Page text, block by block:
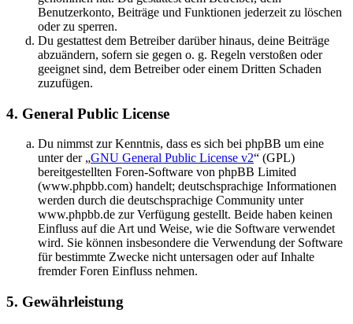
Benutzerkonto, Beiträge und Funktionen jederzeit zu löschen
oder zu sperren.
Du gestattest dem Betreiber darüber hinaus, deine Beiträge
abzuändern, sofern sie gegen o. g. Regeln verstoßen oder
geeignet sind, dem Betreiber oder einem Dritten Schaden
zuzufügen.
4. General Public License
Du nimmst zur Kenntnis, dass es sich bei phpBB um eine
unter der „GNU General Public License v2“ (GPL)
bereitgestellten Foren-Software von phpBB Limited
(www.phpbb.com) handelt; deutschsprachige Informationen
werden durch die deutschsprachige Community unter
www.phpbb.de zur Verfügung gestellt. Beide haben keinen
Einfluss auf die Art und Weise, wie die Software verwendet
wird. Sie können insbesondere die Verwendung der Software
für bestimmte Zwecke nicht untersagen oder auf Inhalte
fremder Foren Einfluss nehmen.
5. Gewährleistung